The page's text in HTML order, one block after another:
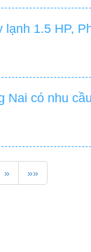
1.5 HP,
có nhu
» »»